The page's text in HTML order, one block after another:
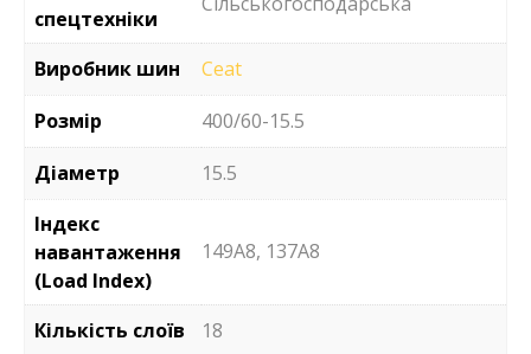
спецтехніки
Виробник шин
Ceat
Розмір
400/60-15.5
Діаметр
15.5
Індекс
навантаження
(Load Index)
149A8, 137А8
Кількість слоїв
18